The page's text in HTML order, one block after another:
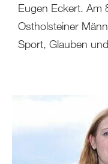
Eugen Eckert. Am
Ostholsteiner
Sport, Glauben